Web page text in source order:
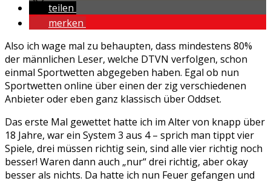
teilen
merken
Also ich wage mal zu behaupten, dass mindestens 80%
der männlichen Leser, welche DTVN verfolgen, schon
einmal Sportwetten abgegeben haben. Egal ob nun
Sportwetten online über einen der zig verschiedenen
Anbieter oder eben ganz klassisch über Oddset.
Das erste Mal gewettet hatte ich im Alter von knapp über
18 Jahre, war ein System 3 aus 4 – sprich man tippt vier
Spiele, drei müssen richtig sein, sind alle vier richtig noch
besser! Waren dann auch „nur“ drei richtig, aber okay
besser als nichts. Da hatte ich nun Feuer gefangen und